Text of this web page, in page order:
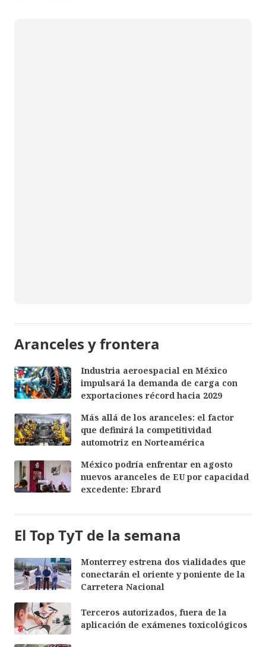
Aranceles y frontera
Industria aeroespacial en México
impulsará la demanda de carga con
exportaciones récord hacia 2029
Más allá de los aranceles: el factor
que definirá la competitividad
automotriz en Norteamérica
México podría enfrentar en agosto
nuevos aranceles de EU por capacidad
excedente: Ebrard
El Top TyT de la semana
Monterrey estrena dos vialidades que
conectarán el oriente y poniente de la
Carretera Nacional
Terceros autorizados, fuera de la
aplicación de exámenes toxicológicos